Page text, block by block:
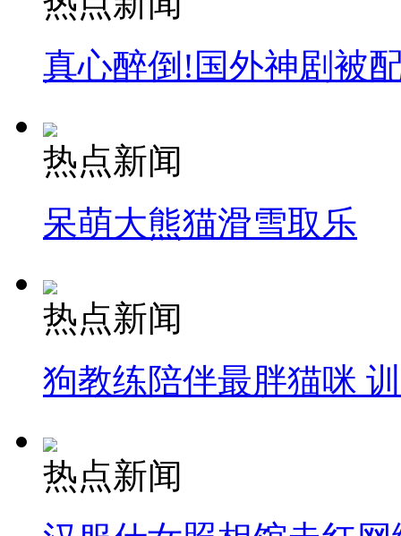
真心醉倒!国外神剧被
热点新闻
呆萌大熊猫滑雪取乐
热点新闻
狗教练陪伴最胖猫咪
热点新闻